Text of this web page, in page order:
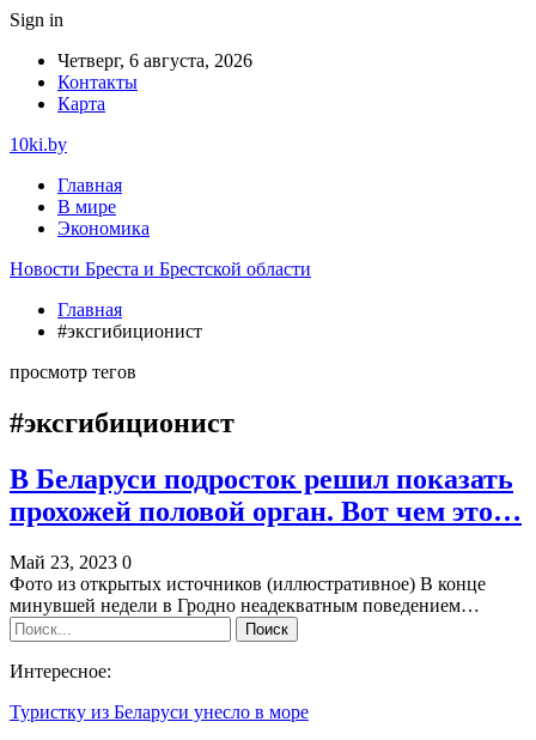
Sign in
Четверг, 6 августа, 2026
Контакты
Карта
10ki.by
Главная
В мире
Экономика
Новости Бреста и Брестской области
Главная
#эксгибиционист
просмотр тегов
#эксгибиционист
В Беларуси подросток решил показать
прохожей половой орган. Вот чем это…
Май 23, 2023 0
Фото из открытых источников (иллюстративное) В конце
минувшей недели в Гродно неадекватным поведением…
Интересное:
Туристку из Беларуси унесло в море